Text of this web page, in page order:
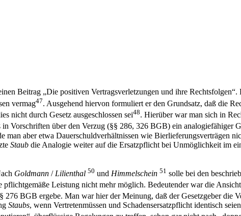
Beitrag „Die positiven Vertragsverletzungen und ihre Rechtsfolgen“.
vermag47. Ausgehend hiervon formuliert er den Grundsatz, daß die
nicht durch Gesetz ausgeschlossen sei48. Hierüber war man sich in
Vorschriften über den Verzug (§§ 286, 326 BGB) ein analogiefähiger
aber etwa Dauerschuldverhältnissen wie Bierlieferungsverträgen
Staub die Analogie weiter auf die Ersatzpflicht bei Unmöglichkeit im
Goldmann / Lilienthal 50 und Himmelschein 51 solle bei den
Leistung nicht mehr möglich. Bedeutender war die
276 BGB ergebe. Man war hier der Meinung, daß der Gesetzgeber die
Staubs, wenn Vertretenmüssen und Schadensersatzpflicht identisch